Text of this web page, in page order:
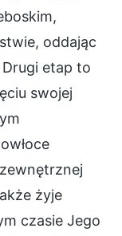
oddając
Drugi etap to
swojej
żyje
czasie Jego